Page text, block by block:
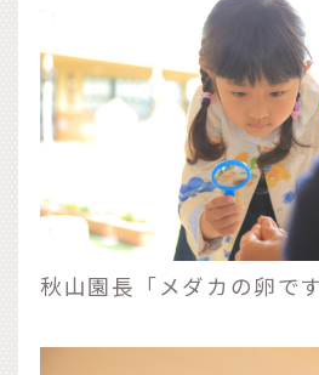
秋山園長「メダカの卵です